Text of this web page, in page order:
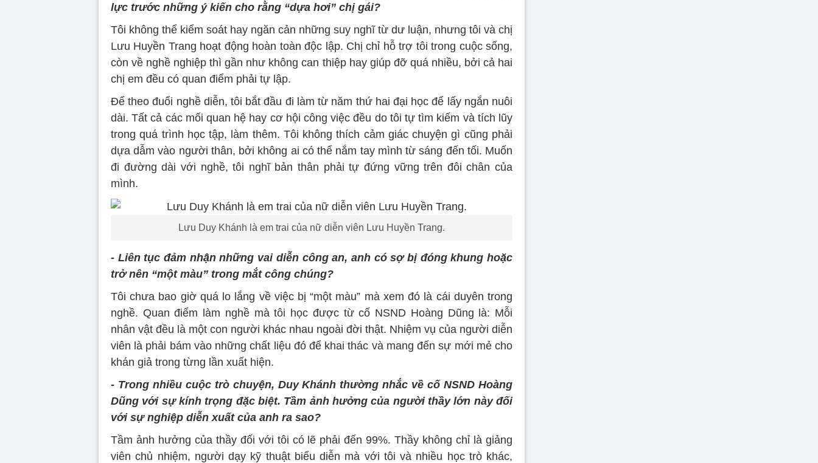
lực trước những ý kiến cho rằng “dựa hơi” chị gái?
Tôi không thể kiểm soát hay ngăn cản những suy nghĩ từ dư luận, nhưng tôi và chị
Lưu Huyền Trang hoạt động hoàn toàn độc lập. Chị chỉ hỗ trợ tôi trong cuộc sống,
còn về nghề nghiệp thì gần như không can thiệp hay giúp đỡ quá nhiều, bởi cả hai
chị em đều có quan điểm phải tự lập.
Để theo đuổi nghề diễn, tôi bắt đầu đi làm từ năm thứ hai đại học để lấy ngắn nuôi
dài. Tất cả các mối quan hệ hay cơ hội công việc đều do tôi tự tìm kiếm và tích lũy
trong quá trình học tập, làm thêm. Tôi không thích cảm giác chuyện gì cũng phải
dựa dẫm vào người thân, bởi không ai có thể nắm tay mình từ sáng đến tối. Muốn
đi đường dài với nghề, tôi nghĩ bản thân phải tự đứng vững trên đôi chân của
mình.
Lưu Duy Khánh là em trai của nữ diễn viên Lưu Huyền Trang.
- Liên tục đảm nhận những vai diễn công an, anh có sợ bị đóng khung hoặc
trở nên “một màu” trong mắt công chúng?
Tôi chưa bao giờ quá lo lắng về việc bị “một màu” mà xem đó là cái duyên trong
nghề. Quan điểm làm nghề mà tôi học được từ cố NSND Hoàng Dũng là: Mỗi
nhân vật đều là một con người khác nhau ngoài đời thật. Nhiệm vụ của người diễn
viên là phải bám vào những chất liệu đó để khai thác và mang đến sự mới mẻ cho
khán giả trong từng lần xuất hiện.
- Trong nhiều cuộc trò chuyện, Duy Khánh thường nhắc về cố NSND Hoàng
Dũng với sự kính trọng đặc biệt. Tầm ảnh hưởng của người thầy lớn này đối
với sự nghiệp diễn xuất của anh ra sao?
Tầm ảnh hưởng của thầy đối với tôi có lẽ phải đến 99%. Thầy không chỉ là giảng
viên chủ nhiệm, người dạy kỹ thuật biểu diễn mà với tôi và nhiều học trò khác,